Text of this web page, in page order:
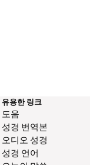
유용한 링크
도움
성경 번역본
오디오 성경
성경 언어